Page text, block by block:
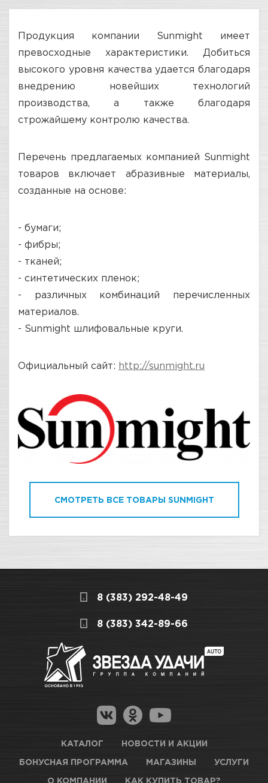
Продукция компании Sunmight имеет
превосходные характеристики. Добиться
высокого уровня качества удается благодаря
внедрению новейших технологий
производства, а также благодаря
строжайшему контролю качества.
Перечень предлагаемых компанией Sunmight
товаров включает абразивные материалы,
созданные на основе:
- бумаги;
- фибры;
- тканей;
- синтетических пленок;
- различных комбинаций перечисленных
материалов.
- Sunmight шлифовальные круги.
Официальный сайт: http://sunmight.ru
СМОТРЕТЬ ВСЕ ТОВАРЫ SUNMIGHT
8 (383) 292-48-49
8 (383) 342-89-66
КАТАЛОГ НОВОСТИ И АКЦИИ
БОНУСНАЯ ПРОГРАММА МАГАЗИНЫ УСЛУГИ
О КОМПАНИИ КАК КУПИТЬ ТОВАР?